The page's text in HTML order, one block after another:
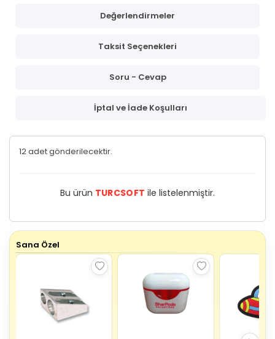
Değerlendirmeler
Taksit Seçenekleri
Soru - Cevap
İptal ve İade Koşulları
12 adet gönderilecektir.
Bu ürün TURCSOFT ile listelenmiştir.
Sana Özel